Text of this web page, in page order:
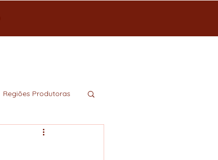
Regiões Produtoras